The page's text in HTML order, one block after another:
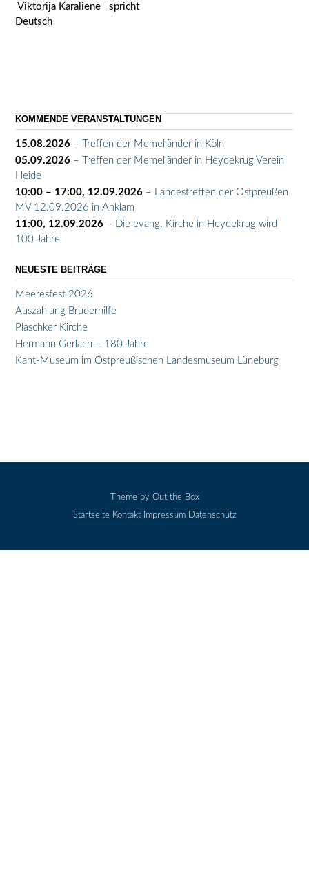
Viktorija Karaliene spricht
Deutsch
KOMMENDE VERANSTALTUNGEN
15.08.2026 –
Treffen der Memelländer in Köln
05.09.2026 –
Treffen der Memelländer in Heydekrug Verein
Heide
10:00 – 17:00, 12.09.2026 –
Landestreffen der Ostpreußen
MV 12.09.2026 in Anklam
11:00, 12.09.2026 –
Die evang. Kirche in Heydekrug wird
100 Jahre
NEUESTE BEITRÄGE
Meeresfest 2026
Auszahlung Bruderhilfe
Plaschker Kirche
Hermann Gerlach – 180 Jahre
Kant-Museum im Ostpreußischen Landesmuseum Lüneburg
Theme by Out the Box
Startseite Kontakt Impressum Datenschutz